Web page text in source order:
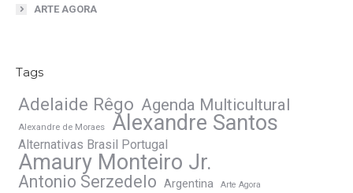
ARTE AGORA
Tags
Adelaide Rêgo Agenda Multicultural
Alexandre de Moraes Alexandre Santos
Alternativas Brasil Portugal
Amaury Monteiro Jr.
Antonio Serzedelo Argentina Arte Agora